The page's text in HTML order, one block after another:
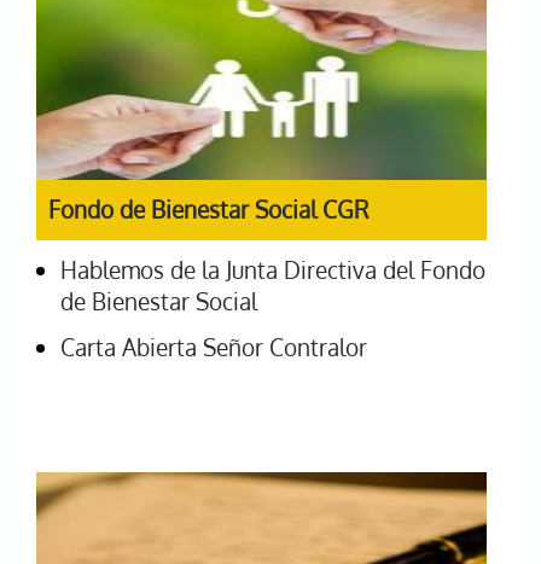
Fondo de Bienestar Social CGR
Hablemos de la Junta Directiva del Fondo
de Bienestar Social
Carta Abierta Señor Contralor